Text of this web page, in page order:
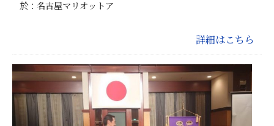
於：名古屋マリオットア
詳細はこちら